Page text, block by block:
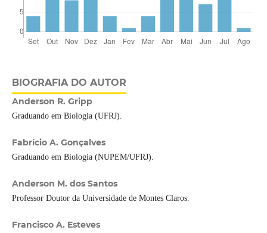
BIOGRAFIA DO AUTOR
Anderson R. Gripp
Graduando em Biologia (UFRJ).
Fabrício A. Gonçalves
Graduando em Biologia (NUPEM/UFRJ).
Anderson M. dos Santos
Professor Doutor da Universidade de Montes Claros.
Francisco A. Esteves